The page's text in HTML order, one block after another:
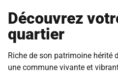
Découvrez
quartier
Riche de son patrimoine hérité
une commune vivante et